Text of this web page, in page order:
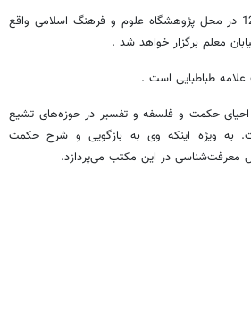
نشست فوق ساعت 9:30 تا 12 در محل پژوهشگاه علوم و فرهنگ اسلامی واقع
معلم برگزار خواهد شد .
احیای حکمت و فلسفه و تفسیر در حوزه‌های تشیع
به ویژه اینکه وی به بازگویی و شرح حکمت
معرفت‌شناسی در این مکتب می‌پردازد.